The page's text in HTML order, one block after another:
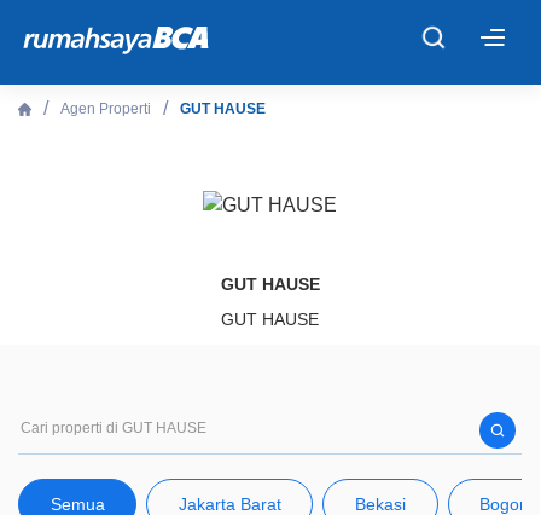
Fitur Unggulan
© 2026 PT Bank Central Asia Tbk
Agen Properti GUT HAUSE
GUT HAUSE
GUT HAUSE
Semua Jakarta Barat Bekasi Bogor